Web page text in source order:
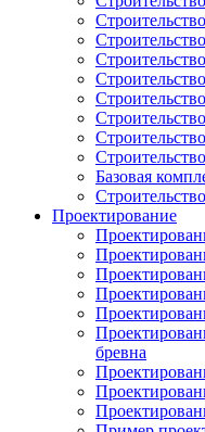
Базовая
Проектирование
бревна